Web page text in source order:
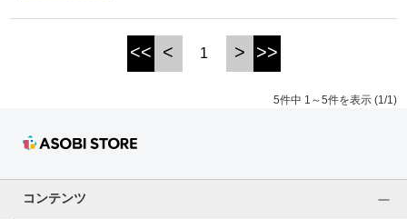
<< < 1 > >>
5件中 1～5件を表示 (1/1)
コンテンツ